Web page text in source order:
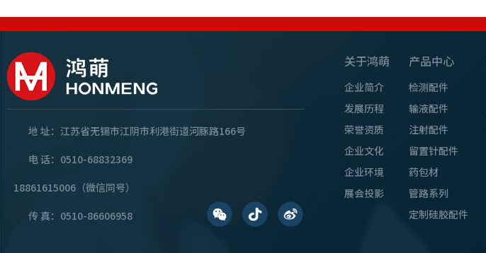
地 址：江苏省无锡市江阴市利港街道河豚路166号
电 话：0510-68832369
18861615006（微信同号）
传 真：0510-86606958
关于鸿萌
企业简介
发展历程
荣誉资质
企业文化
企业环境
展会投影
产品中心
检测配件
输液配件
注射配件
留置针配件
药包材
管路系列
定制硅胶配件